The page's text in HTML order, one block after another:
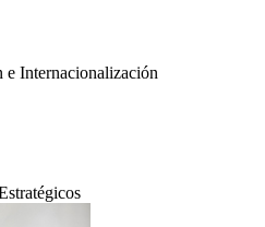
Internacionalización